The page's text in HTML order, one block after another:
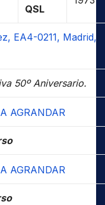
QSL
EA4-0211, Madrid,
50º Aniversario.